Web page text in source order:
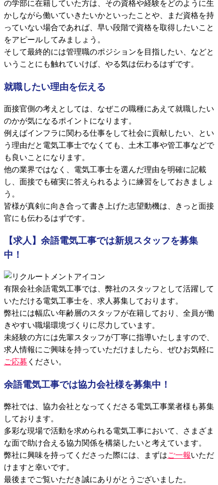
の学部に在籍していた方は、その資格や経験をどのように生
かしながら働いていきたいかといったことや、まだ資格を持
っていない場合であれば、早い段階で資格を取得したいこと
をアピールしてみましょう。
そして最終的には管理職のポジションを目指したい、などと
いうことにも触れていけば、やる気は伝わるはずです。
就職したい理由を伝える
面接官側の考えとしては、なぜこの職種にあえて就職したい
のかが気になるポイントになります。
例えばインフラに関わる仕事をして社会に貢献したい、とい
う理由だと電気工事士でなくても、土木工事や管工事などで
も良いことになります。
他の業界ではなく、電気工事士を選んだ理由を明確に記載
し、面接でも確実に答えられるように練習をしておきましょ
う。
皆様が真剣に向き合って書き上げた志望動機は、きっと面接
官にも伝わるはずです。
【求人】余語電気工事では新規スタッフを募集
中！
有限会社余語電気工事では、弊社のスタッフとして活躍して
いただける電気工事士を、求人募集しております。
弊社には幅広い年齢層のスタッフが在籍しており、全員が働
きやすい職場環境づくりに尽力しています。
未経験の方には先輩スタッフが丁寧に指導いたしますので、
求人情報にご興味を持っていただけましたら、ぜひお気軽に
ご応募 ください。
余語電気工事では協力会社様を募集中！
弊社では、協力会社となってくださる電気工事業者様も募集
しております。
多彩な現場で活動を求められる電気工事において、さまざま
な面で助け合える協力関係を構築したいと考えています。
弊社に興味を持ってくださった際には、まずはご一報いただ
けますと幸いです。
最後までご覧いただき誠にありがとうございました。